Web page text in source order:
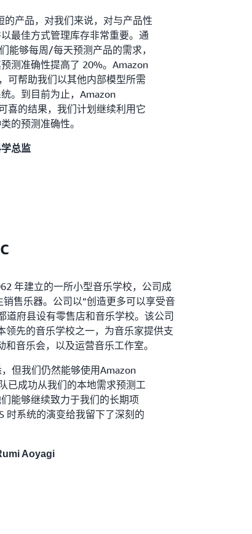
的产品，对我们来说，对与产品性
最佳方式管理库存非常重要。通
能够每周/每天预测产品的需求，
测准确性提高了 20%。Amazon
可帮助我们以其他内部模型所需
。到目前为止，Amazon
喜的结果，我们计划继续利用它
的预测准确性。
总监
年建立的一所小型音乐学校，公司成
售乐器。公司以“创造更多可以享受音
道府县设有零售店和音乐学校。该公司
领先的音乐学校之一，为音乐家提供支
音乐会，以及运营音乐工作室。
但我们仍然能够使用Amazon
已成功从我们的本地需求预测工
能够继续致力于我们的长期项
时系统的演变给我留下了深刻的
Aoyagi